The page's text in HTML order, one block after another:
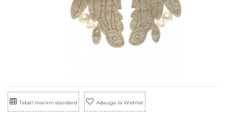
Tabel marimi standard Adauga la Wishlist